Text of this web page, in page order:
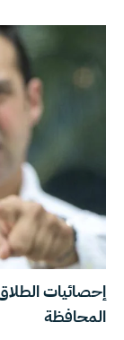
إحصائيات
المحافظة